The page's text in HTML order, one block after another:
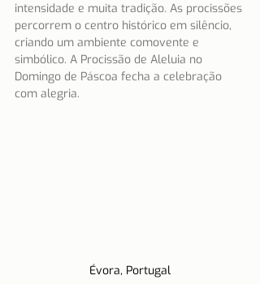
intensidade e muita tradição. As procissões
percorrem o centro histórico em silêncio,
criando um ambiente comovente e
simbólico. A Procissão de Aleluia no
Domingo de Páscoa fecha a celebração
com alegria.
Évora, Portugal